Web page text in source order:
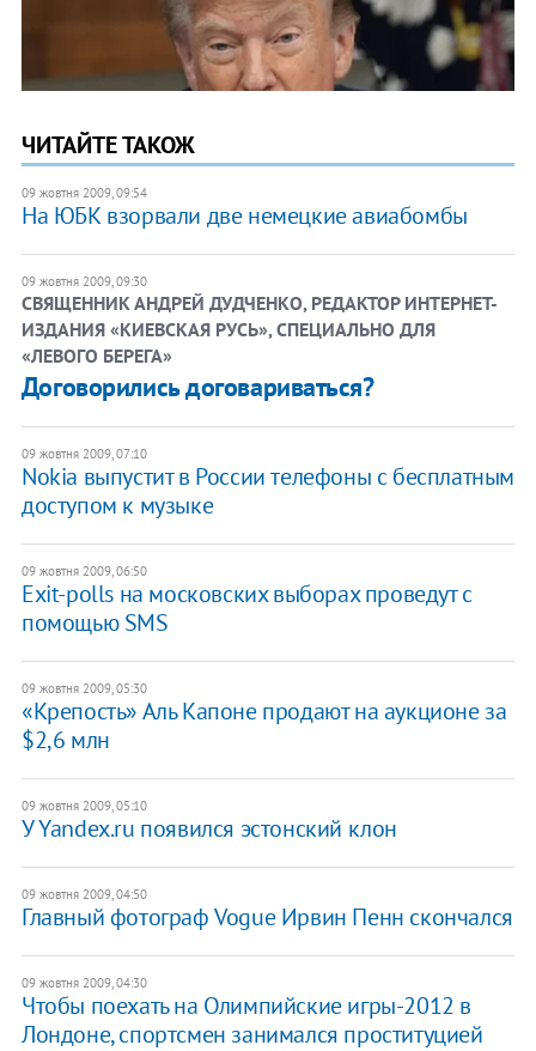
ЧИТАЙТЕ ТАКОЖ
09 жовтня 2009, 09:54
На ЮБК взорвали две немецкие авиабомбы
09 жовтня 2009, 09:30
СВЯЩЕННИК АНДРЕЙ ДУДЧЕНКО, РЕДАКТОР ИНТЕРНЕТ-
ИЗДАНИЯ «КИЕВСКАЯ РУСЬ», СПЕЦИАЛЬНО ДЛЯ
«ЛЕВОГО БЕРЕГА»
Договорились договариваться?
09 жовтня 2009, 07:10
Nokia выпустит в России телефоны с бесплатным
доступом к музыке
09 жовтня 2009, 06:50
Exit-polls на московских выборах проведут с
помощью SMS
09 жовтня 2009, 05:30
«Крепость» Аль Капоне продают на аукционе за
$2,6 млн
09 жовтня 2009, 05:10
У Yandex.ru появился эстонский клон
09 жовтня 2009, 04:50
Главный фотограф Vogue Ирвин Пенн скончался
09 жовтня 2009, 04:30
Чтобы поехать на Олимпийские игры-2012 в
Лондоне, спортсмен занимался проституцией